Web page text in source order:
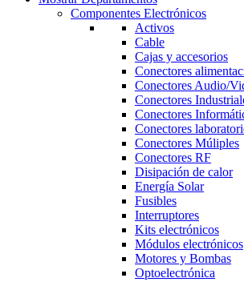
Componentes Electrónicos
Activos
Cable
Cajas y accesorios
Conectores
Conectores Audio/
Conectores
Conectores
Conectores
Conectores Múliples
Conectores RF
Disipación de calor
Energía Solar
Fusibles
Interruptores
Kits electrónicos
Módulos electrónicos
Motores y Bombas
Optoelectrónica